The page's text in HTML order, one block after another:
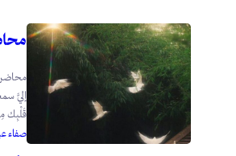
محاضن
إليَّ
قَلْبِك
صفاء